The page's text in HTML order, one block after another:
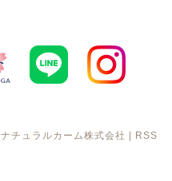
ナチュラルカーム株式会社 | RSS